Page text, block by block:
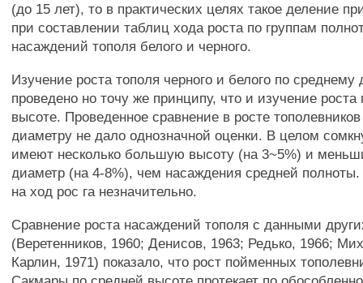
(до 15 лет), то в практических целях такое деление
при составлении таблиц хода роста по группам
насаждений тополя белого и черного.
Изучение роста тополя черного и белого по
проведено но точу же принципу, что и изучение роста
высоте. Проведенное сравнение в росте
диаметру не дало однозначной оценки. В целом
имеют несколько большую высоту (на 3~5%) и
диаметр (на 4-8%), чем насаждения средней
на ход рос га незначительно.
Сравнение роста насаждений тополя с данными
(Веретенников, 1960; Денисов, 1963; Редько, 1966;
Карлин, 1971) показало, что рост пойменных